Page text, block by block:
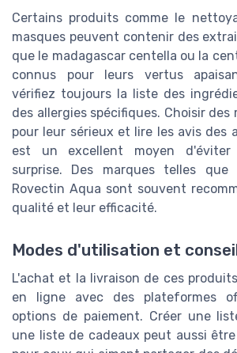
Certains produits comme le
masques peuvent contenir des
que le madagascar centella ou la
connus pour leurs vertus
vérifiez toujours la liste des
des allergies spécifiques. Choisir des
pour leur sérieux et lire les avis des
est un excellent moyen d'éviter
surprise. Des marques telles que
Rovectin Aqua sont souvent
qualité et leur efficacité.
Modes d'utilisation et
L'achat et la livraison de ces
en ligne avec des plateformes
options de paiement. Créer une
une liste de cadeaux peut aussi